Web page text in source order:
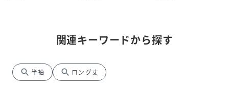
関連キーワードから探す
search 半袖 search ロング丈